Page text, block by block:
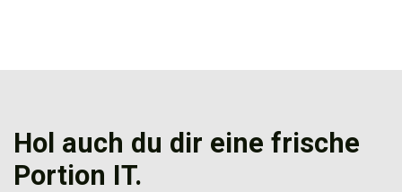
Hol auch du dir eine frische
Portion IT.